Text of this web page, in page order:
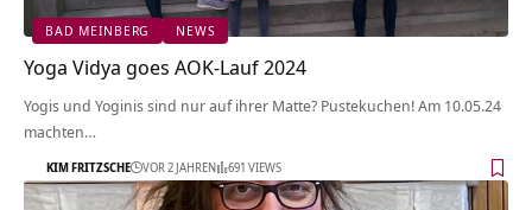
BAD MEINBERG NEWS
Yoga Vidya goes AOK-Lauf 2024
Yogis und Yoginis sind nur auf ihrer Matte? Pustekuchen! Am 10.05.24
machten…
KIM FRITZSCHE VOR 2 JAHREN 691 VIEWS